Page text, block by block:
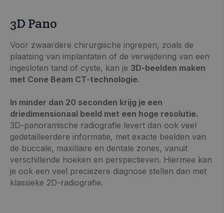
3D Pano
Voor zwaardere chirurgische ingrepen, zoals de
plaatsing van implantaten of de verwijdering van een
ingesloten tand of cyste, kan je 3D-beelden maken
met Cone Beam CT-technologie.
In minder dan 20 seconden krijg je een
driedimensionaal beeld met een hoge resolutie.
3D-panoramische radiografie levert dan ook veel
gedetailleerdere informatie, met exacte beelden van
de buccale, maxillaire en dentale zones, vanuit
verschillende hoeken en perspectieven. Hiermee kan
je ook een veel preciezere diagnose stellen dan met
klassieke 2D-radiografie.